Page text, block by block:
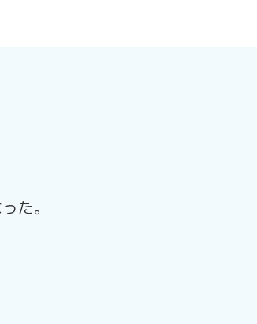
た。